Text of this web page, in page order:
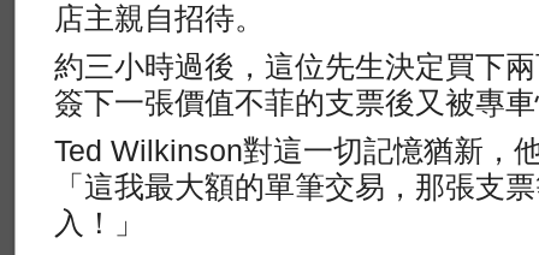
店主親自招待。
約三小時過後，這位先生決定買下
簽下一張價值不菲的支票後又被專
Ted Wilkinson對這一切記憶猶新，
「這我最大額的單筆交易，那張支
入！」